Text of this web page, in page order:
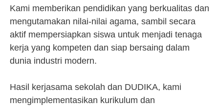
Kami memberikan pendidikan yang berkualitas dan
mengutamakan nilai-nilai agama, sambil secara
aktif mempersiapkan siswa untuk menjadi tenaga
kerja yang kompeten dan siap bersaing dalam
dunia industri modern.
Hasil kerjasama sekolah dan DUDIKA, kami
mengimplementasikan kurikulum dan